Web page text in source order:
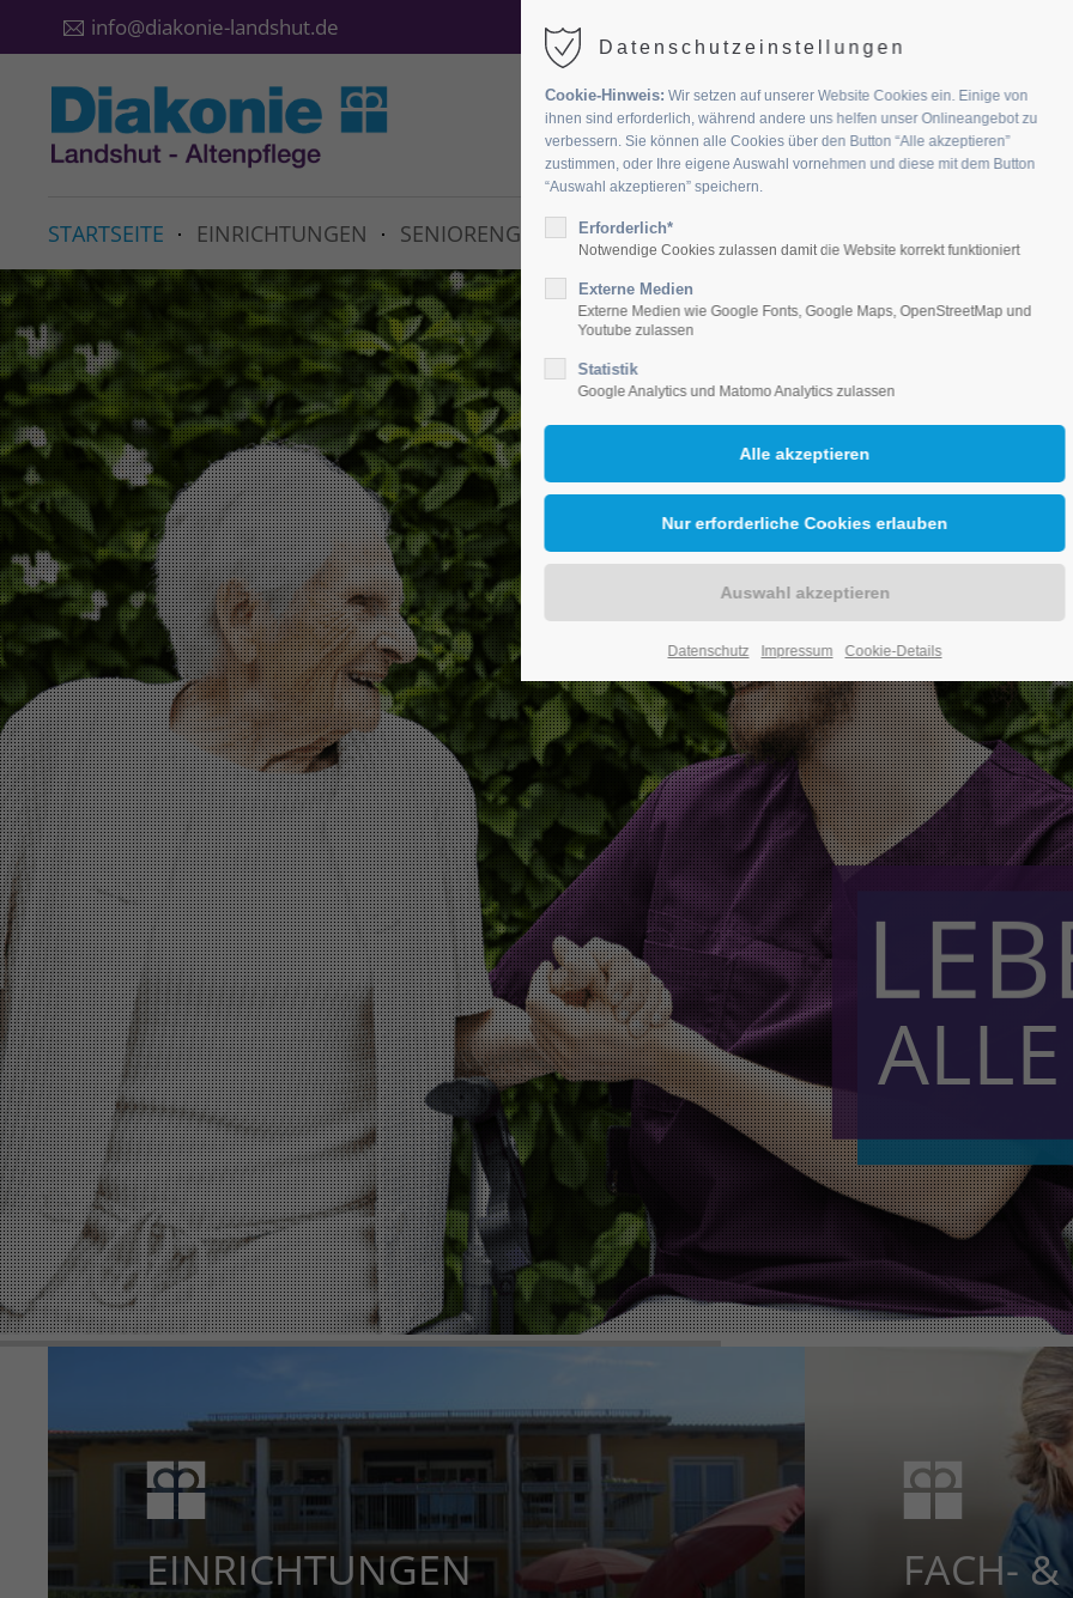
info@diakonie-landshut.de
STARTSEITE EINRICHTUNGEN SENIORENGRUPPEN JOBS
EINRICHTUNGEN FACH- &
Datenschutzeinstellungen
Cookie-Hinweis: Wir setzen auf unserer Website Cookies ein. Einige von
ihnen sind erforderlich, während andere uns helfen unser Onlineangebot zu
verbessern. Sie können alle Cookies über den Button “Alle akzeptieren”
zustimmen, oder Ihre eigene Auswahl vornehmen und diese mit dem Button
“Auswahl akzeptieren” speichern.
Erforderlich*
Notwendige Cookies zulassen damit die Website korrekt funktioniert
Externe Medien
Externe Medien wie Google Fonts, Google Maps, OpenStreetMap und
Youtube zulassen
Statistik
Google Analytics und Matomo Analytics zulassen
Datenschutz Impressum Cookie-Details